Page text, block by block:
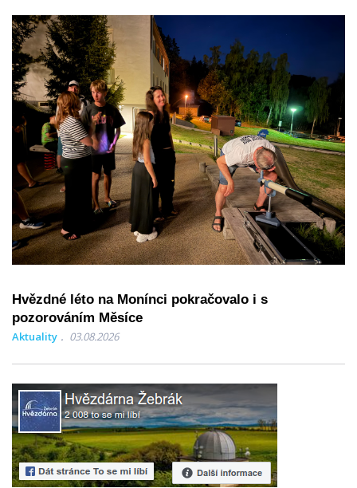
Hvězdné léto na Monínci pokračovalo i s
pozorováním Měsíce
Aktuality 03.08.2026